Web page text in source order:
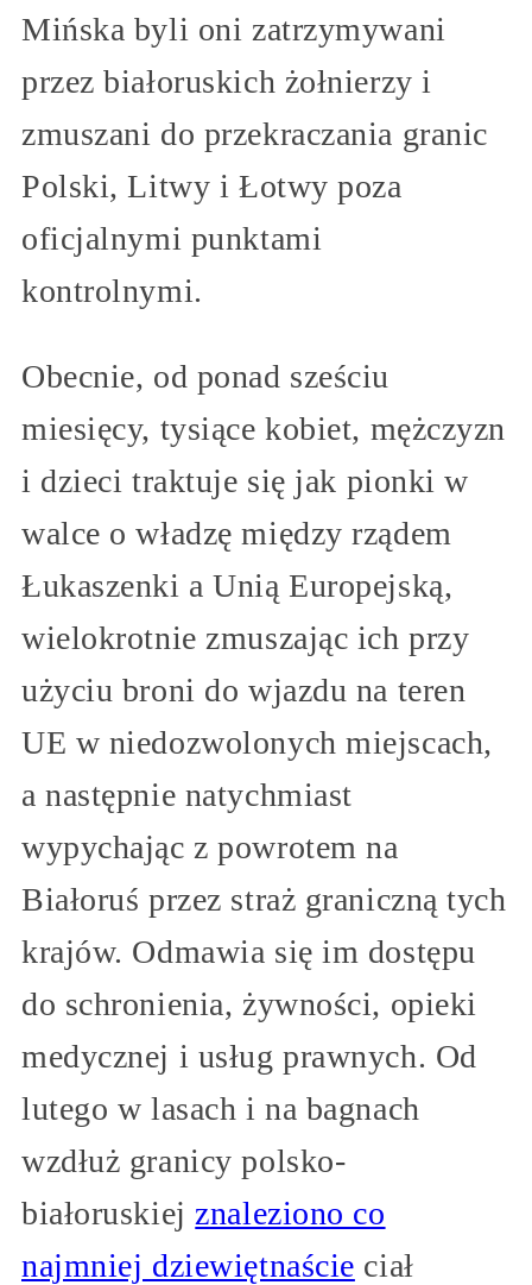
Mińska byli oni zatrzymywani
przez białoruskich żołnierzy i
zmuszani do przekraczania granic
Polski, Litwy i Łotwy poza
oficjalnymi punktami
kontrolnymi.
Obecnie, od ponad sześciu
miesięcy, tysiące kobiet, mężczyzn
i dzieci traktuje się jak pionki w
walce o władzę między rządem
Łukaszenki a Unią Europejską,
wielokrotnie zmuszając ich przy
użyciu broni do wjazdu na teren
UE w niedozwolonych miejscach,
a następnie natychmiast
wypychając z powrotem na
Białoruś przez straż graniczną tych
krajów. Odmawia się im dostępu
do schronienia, żywności, opieki
medycznej i usług prawnych. Od
lutego w lasach i na bagnach
wzdłuż granicy polsko-
białoruskiej znaleziono co
najmniej dziewiętnaście ciał